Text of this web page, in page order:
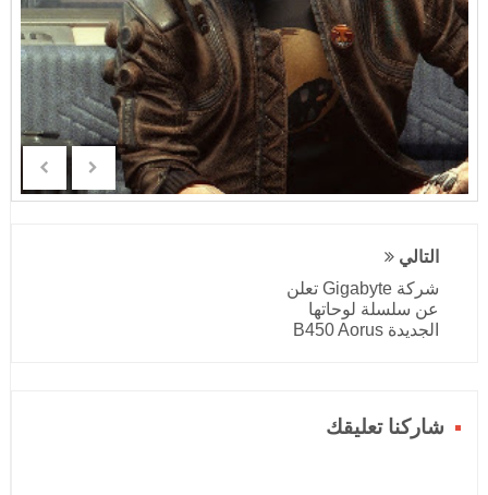
التالي
شركة Gigabyte تعلن
عن سلسلة لوحاتها
الجديدة B450 Aorus
شاركنا تعليقك